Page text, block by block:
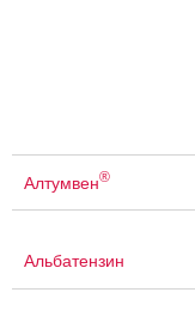
Алтумвен®
Альбатензин